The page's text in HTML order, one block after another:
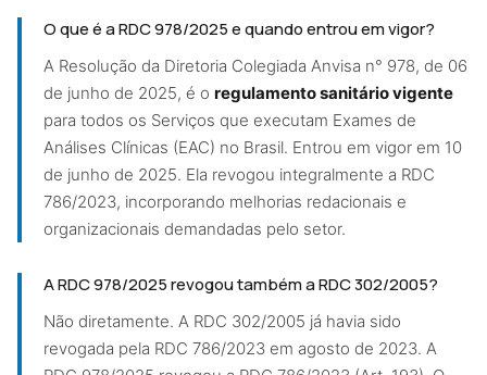
O que é a RDC 978/2025 e quando entrou em vigor?
A Resolução da Diretoria Colegiada Anvisa n° 978, de 06
de junho de 2025, é o regulamento sanitário vigente
para todos os Serviços que executam Exames de
Análises Clínicas (EAC) no Brasil. Entrou em vigor em 10
de junho de 2025. Ela revogou integralmente a RDC
786/2023, incorporando melhorias redacionais e
organizacionais demandadas pelo setor.
A RDC 978/2025 revogou também a RDC 302/2005?
Não diretamente. A RDC 302/2005 já havia sido
revogada pela RDC 786/2023 em agosto de 2023. A